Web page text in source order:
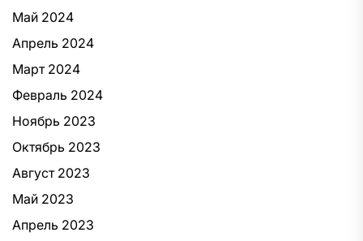
Май 2024
Апрель 2024
Март 2024
Февраль 2024
Ноябрь 2023
Октябрь 2023
Август 2023
Май 2023
Апрель 2023